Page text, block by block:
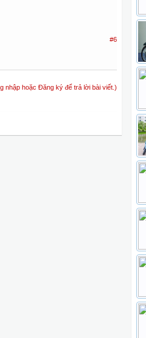
#6
nhập hoặc Đăng ký để trả lời bài viết.)